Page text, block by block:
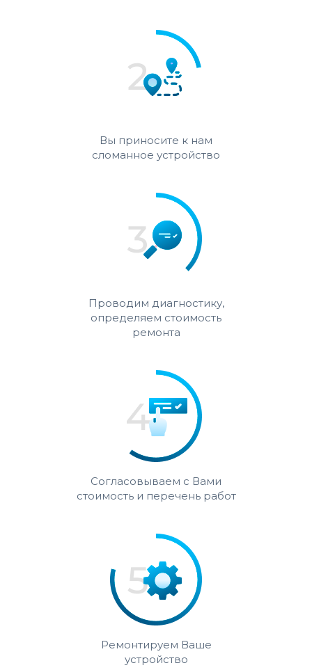
Вы приносите к нам
сломанное устройство
Проводим диагностику,
определяем стоимость
ремонта
Согласовываем с Вами
стоимость и перечень работ
Ремонтируем Ваше
устройство